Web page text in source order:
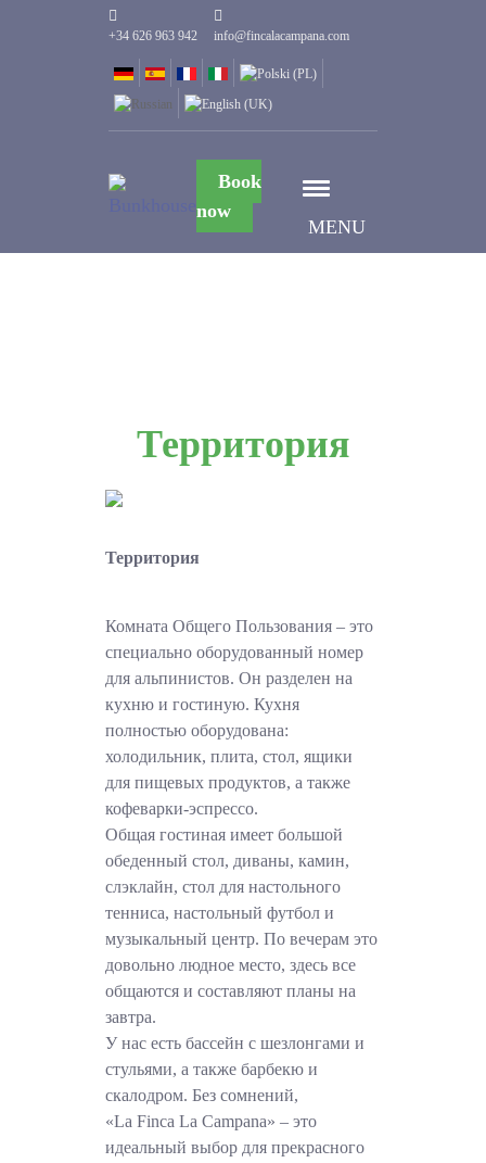
+34 626 963 942 info@fincalacampana.com
MENU
Book
now
Территория
Территория
Комната Общего Пользования – это
специально оборудованный номер
для альпинистов. Он разделен на
кухню и гостиную. Кухня
полностью оборудована:
холодильник, плита, стол, ящики
для пищевых продуктов, а также
кофеварки-эспрессо.
Общая гостиная имеет большой
обеденный стол, диваны, камин,
слэклайн, стол для настольного
тенниса, настольный футбол и
музыкальный центр. По вечерам это
довольно людное место, здесь все
общаются и составляют планы на
завтра.
У нас есть бассейн с шезлонгами и
стульями, а также барбекю и
скалодром. Без сомнений,
«La Finca La Campana» – это
идеальный выбор для прекрасного